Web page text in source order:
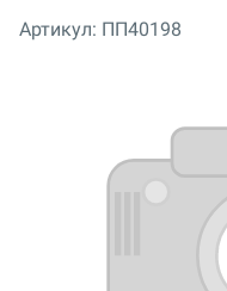
Артикул: ПП40198